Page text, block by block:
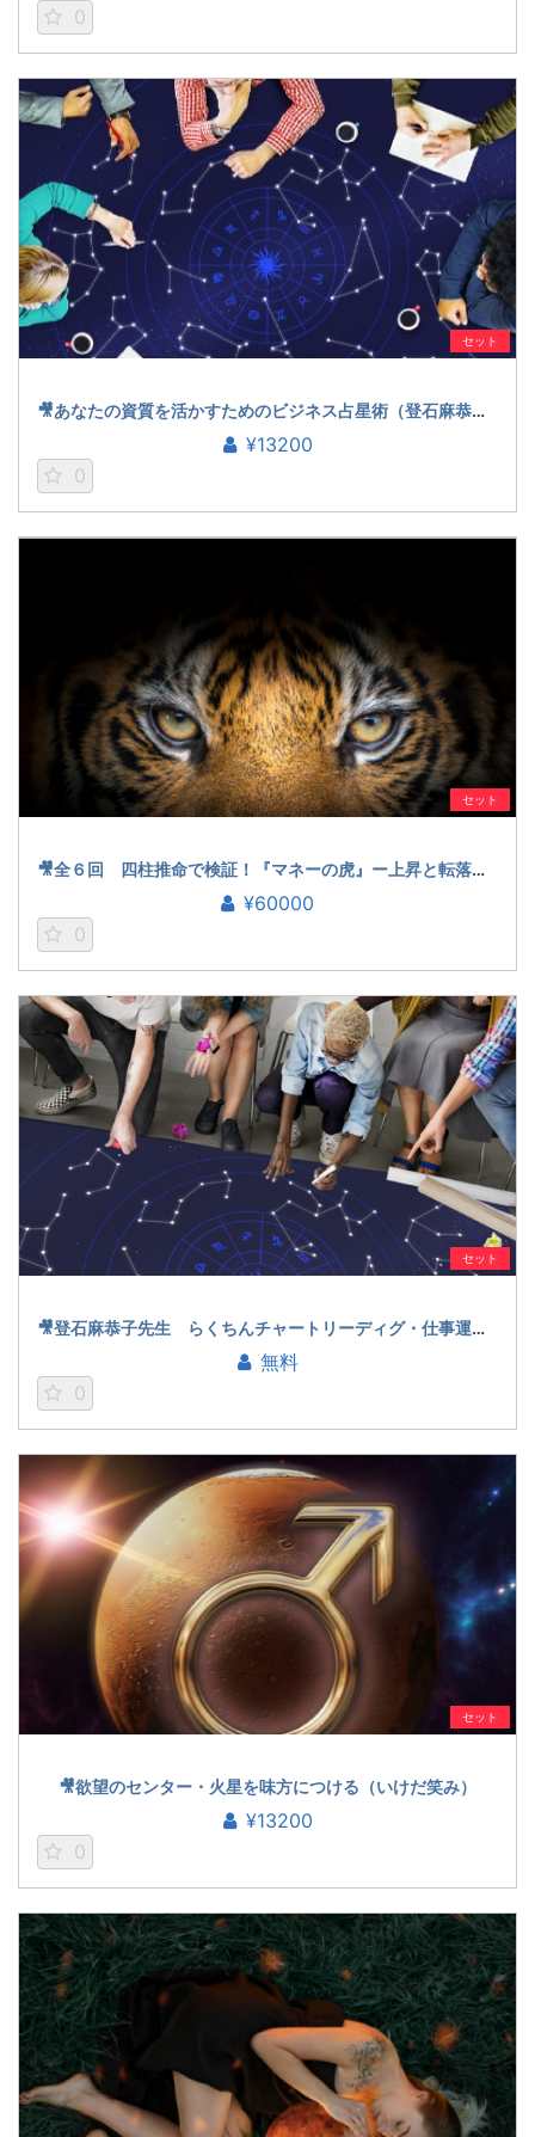
0
セット
🎥あなたの資質を活かすためのビジネス占星術（登石麻恭子）
¥13200
0
セット
🎥全６回 四柱推命で検証！『マネーの虎』ー上昇と転落の法則ー（鎌崎拓洋）
¥60000
0
セット
🎥登石麻恭子先生 らくちんチャートリーディグ・仕事運を読む！体験動画
無料
0
セット
🎥欲望のセンター・火星を味方につける（いけだ笑み）
¥13200
0